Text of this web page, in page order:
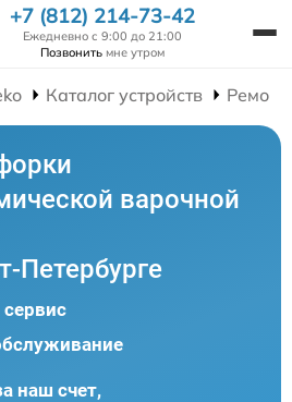
+7 (812) 214-73-42
Ежедневно с 9:00 до 21:00
Позвонить мне утром
Каталог устройств
варочной
Петербурге
наш счет,